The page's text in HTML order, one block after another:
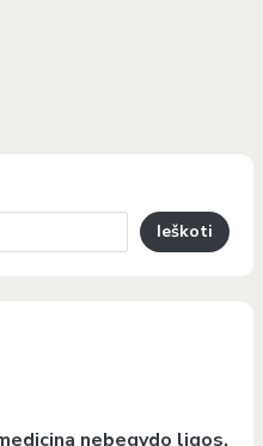
Ieškoti
nebegydo ligos,